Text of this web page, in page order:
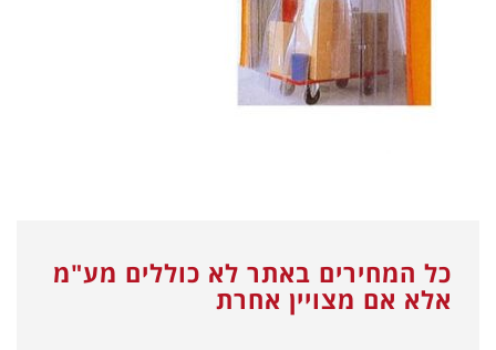
כל המחירים באתר לא כוללים מע"מ
אלא אם מצויין אחרת